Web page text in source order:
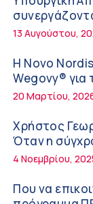
στη διάρκεια
12:08 μμ
Μιχάλης
Analyst,
Ανάπτυξης
11:54 πμ
Kavita Patel:
φάρμακα
9:21 πμ
Υπάρχει
λέει η
7:38 πμ
νοσοκομεία
13 Αυγούστου,
Η Novo
Wegovy® για
20 Μαρτίου,
Χρήστος
Όταν η
φόβο!
4 Νοεμβρίου,
Που να